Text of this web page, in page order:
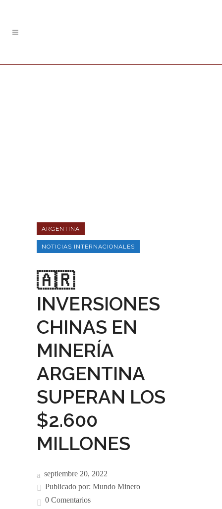
ARGENTINA
NOTICIAS INTERNACIONALES
🇦🇷
INVERSIONES
CHINAS EN
MINERÍA
ARGENTINA
SUPERAN LOS
$2.600
MILLONES
septiembre 20, 2022
Publicado por: Mundo Minero
0 Comentarios